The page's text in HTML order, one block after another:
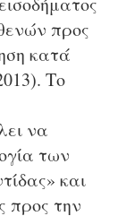
προς
κατά
Το
να
των
και
προς την